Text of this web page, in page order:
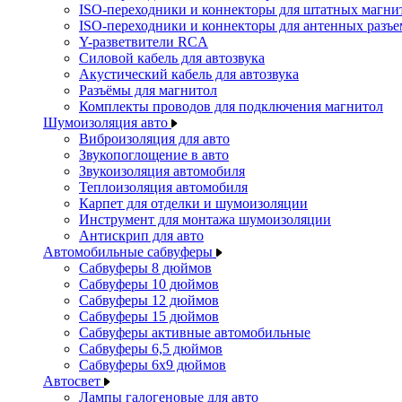
ISO-переходники и коннекторы для штатных
ISO-переходники и коннекторы для антенных
Y-разветвители RCA
Силовой кабель для автозвука
Акустический кабель для автозвука
Разъёмы для магнитол
Комплекты проводов для подключения магнитол
Шумоизоляция авто
Виброизоляция для авто
Звукопоглощение в авто
Звукоизоляция автомобиля
Теплоизоляция автомобиля
Карпет для отделки и шумоизоляции
Инструмент для монтажа шумоизоляции
Антискрип для авто
Автомобильные сабвуферы
Сабвуферы 8 дюймов
Сабвуферы 10 дюймов
Сабвуферы 12 дюймов
Сабвуферы 15 дюймов
Сабвуферы активные автомобильные
Сабвуферы 6,5 дюймов
Сабвуферы 6x9 дюймов
Автосвет
Лампы галогеновые для авто